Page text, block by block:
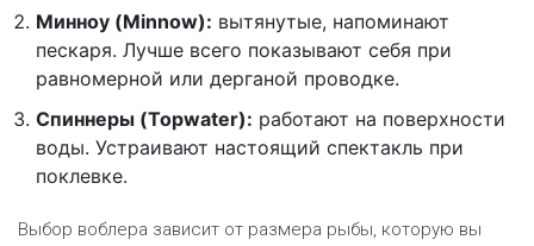
Минноу (Minnow): вытянутые, напоминают
пескаря. Лучше всего показывают себя при
равномерной или дерганой проводке.
Спиннеры (Topwater): работают на поверхности
воды. Устраивают настоящий спектакль при
поклевке.
Выбор воблера зависит от размера рыбы, которую вы